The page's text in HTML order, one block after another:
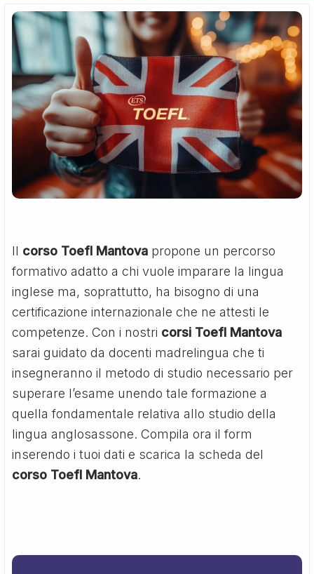
Il corso Toefl Mantova propone un percorso
formativo adatto a chi vuole imparare la lingua
inglese ma, soprattutto, ha bisogno di una
certificazione internazionale che ne attesti le
competenze. Con i nostri corsi Toefl Mantova
sarai guidato da docenti madrelingua che ti
insegneranno il metodo di studio necessario per
superare l’esame unendo tale formazione a
quella fondamentale relativa allo studio della
lingua anglosassone. Compila ora il form
inserendo i tuoi dati e scarica la scheda del
corso Toefl Mantova.